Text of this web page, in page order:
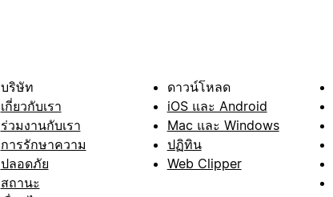
บริษัท
เกี่ยวกับเรา
ร่วมงานกับเรา
การรักษาความ
ปลอดภัย
สถานะ
ดาวน์โหลด
iOS และ Android
Mac และ Windows
ปฏิทิน
Web Clipper